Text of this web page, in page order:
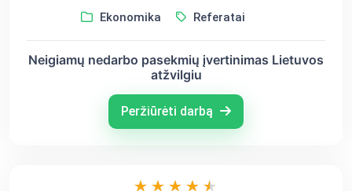
Ekonomika Referatai
Neigiamų nedarbo pasekmių įvertinimas Lietuvos
atžvilgiu
Peržiūrėti darbą